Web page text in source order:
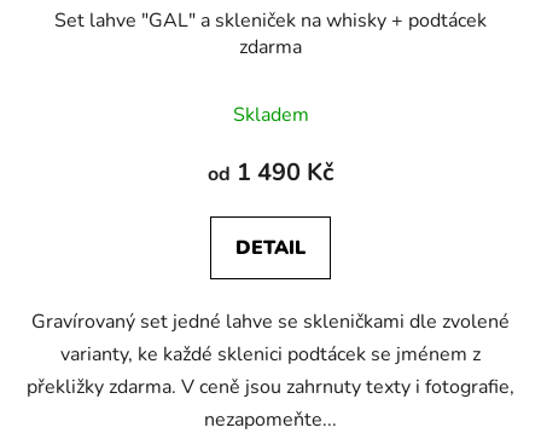
Set lahve "GAL" a skleniček na whisky + podtácek
zdarma
Skladem
od 1 490 Kč
DETAIL
Gravírovaný set jedné lahve se skleničkami dle zvolené
varianty, ke každé sklenici podtácek se jménem z
překližky zdarma. V ceně jsou zahrnuty texty i fotografie,
nezapomeňte...